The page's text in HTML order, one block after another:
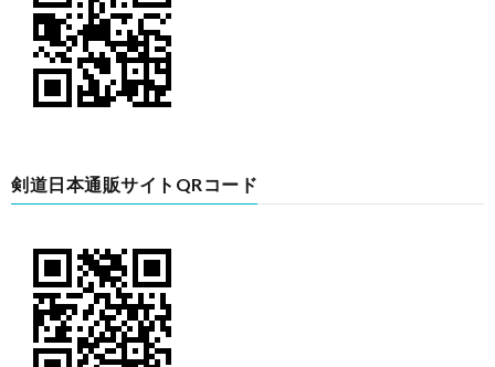
剣道日本通販サイトQRコード